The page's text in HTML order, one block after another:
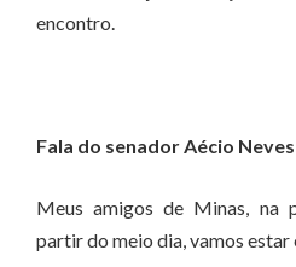
encontro.
Fala do senador Aécio Neves
Meus amigos de Minas, na
partir do meio dia, vamos